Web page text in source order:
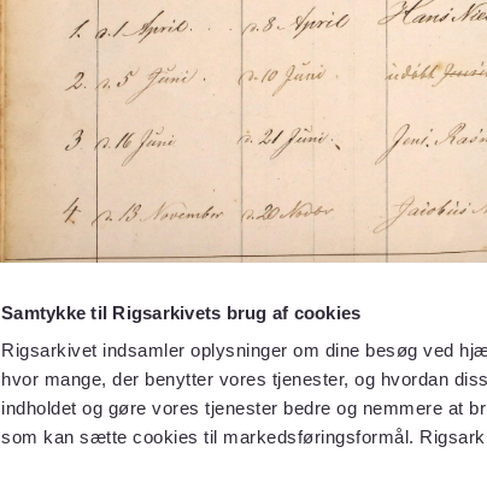
Samtykke til Rigsarkivets brug af cookies
Rigsarkivet indsamler oplysninger om dine besøg ved
hvor mange, der benytter vores tjenester, og hvordan
indholdet og gøre vores tjenester bedre og nemmere at
som kan sætte cookies til markedsføringsformål.